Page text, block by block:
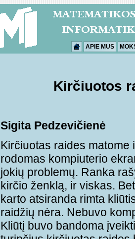
APIE MUS
Kirčiuotos
Sigita Pedzevičienė
Kirčiuotas raides
rodomas kompiuterio
jokių problemų. Ranka
kirčio ženklą, ir viskas.
karto atsiranda rimta
raidžių nėra. Nebuvo
Kliūtį buvo bandoma